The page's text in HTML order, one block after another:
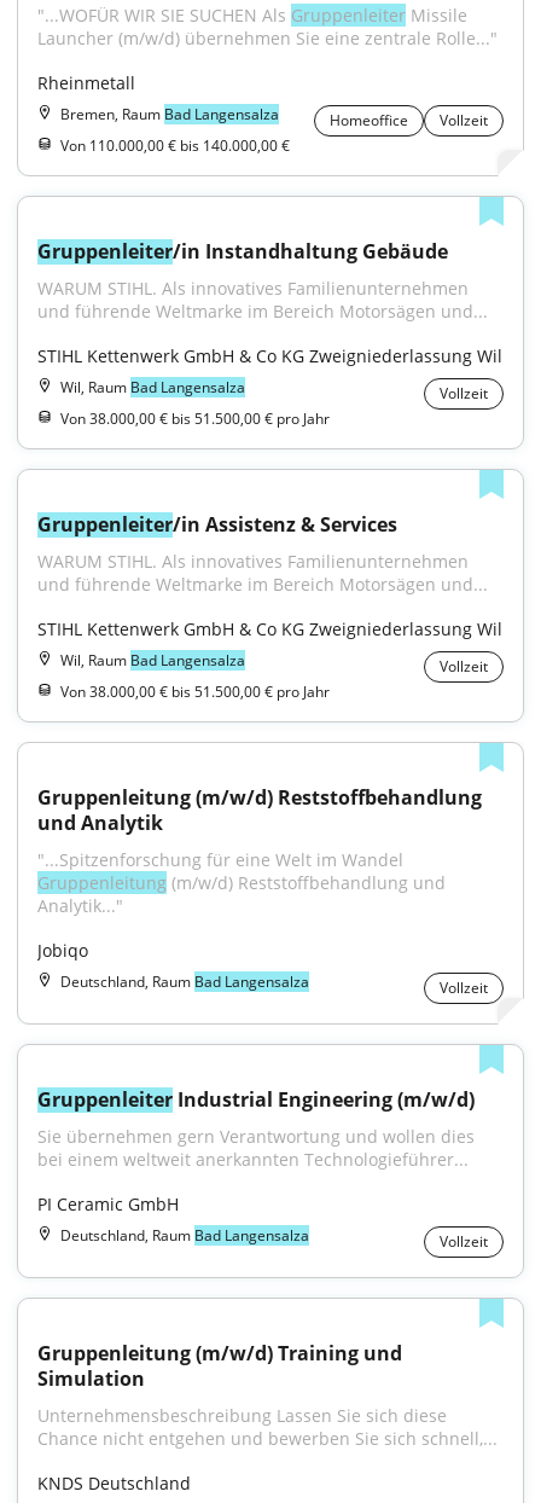
"...WOFÜR WIR SIE SUCHEN Als Gruppenleiter Missile
Launcher (m/w/d) übernehmen Sie eine zentrale Rolle..."
Rheinmetall
Bremen, Raum Bad Langensalza Homeoffice
Vollzeit
Von 110.000,00 € bis 140.000,00 €
Gruppenleiter/in Instandhaltung Gebäude
WARUM STIHL. Als innovatives Familienunternehmen
und führende Weltmarke im Bereich Motorsägen und...
STIHL Kettenwerk GmbH & Co KG Zweigniederlassung Wil
Wil, Raum Bad Langensalza
Vollzeit
Von 38.000,00 € bis 51.500,00 € pro Jahr
Gruppenleiter/in Assistenz & Services
WARUM STIHL. Als innovatives Familienunternehmen
und führende Weltmarke im Bereich Motorsägen und...
STIHL Kettenwerk GmbH & Co KG Zweigniederlassung Wil
Wil, Raum Bad Langensalza
Vollzeit
Von 38.000,00 € bis 51.500,00 € pro Jahr
Gruppenleitung (m/w/d) Reststoffbehandlung
und Analytik
Gruppenleitung (m/w/d) Reststoffbehandlung und
Analytik..."
Jobiqo
Deutschland, Raum Bad Langensalza Vollzeit
Gruppenleiter Industrial Engineering (m/w/d)
Sie übernehmen gern Verantwortung und wollen dies
bei einem weltweit anerkannten Technologieführer...
PI Ceramic GmbH
Deutschland, Raum Bad Langensalza Vollzeit
Gruppenleitung (m/w/d) Training und
Simulation
Unternehmensbeschreibung Lassen Sie sich diese
Chance nicht entgehen und bewerben Sie sich schnell,...
KNDS Deutschland